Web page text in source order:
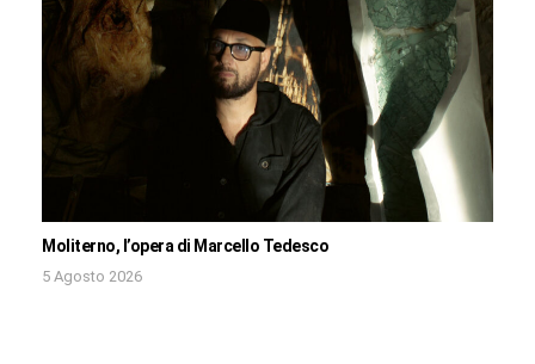
Moliterno, l’opera di Marcello Tedesco
5 Agosto 2026